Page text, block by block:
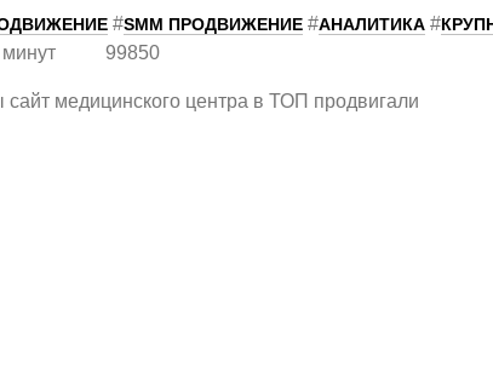
#SMM ПРОДВИЖЕНИЕ #АНАЛИТИКА #
99850